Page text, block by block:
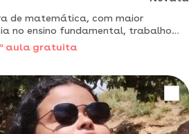
de matemática, com maior
no ensino fundamental, trabalho
metodologia bem lúdica.
a aula gratuita